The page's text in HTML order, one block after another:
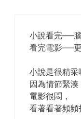
小說看完──
看完電影──更
小說是很精采
因為情節緊湊
電影很悶，
看著看著頻頻